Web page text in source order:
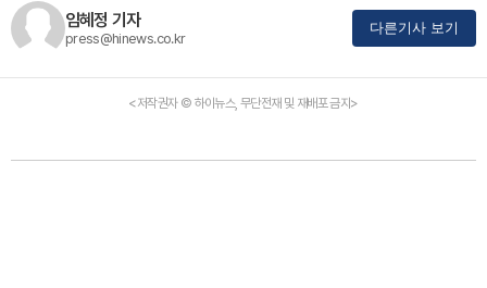
임혜정 기자
press@hinews.co.kr
다른기사 보기
<저작권자 © 하이뉴스, 무단전재 및 재배포 금지>